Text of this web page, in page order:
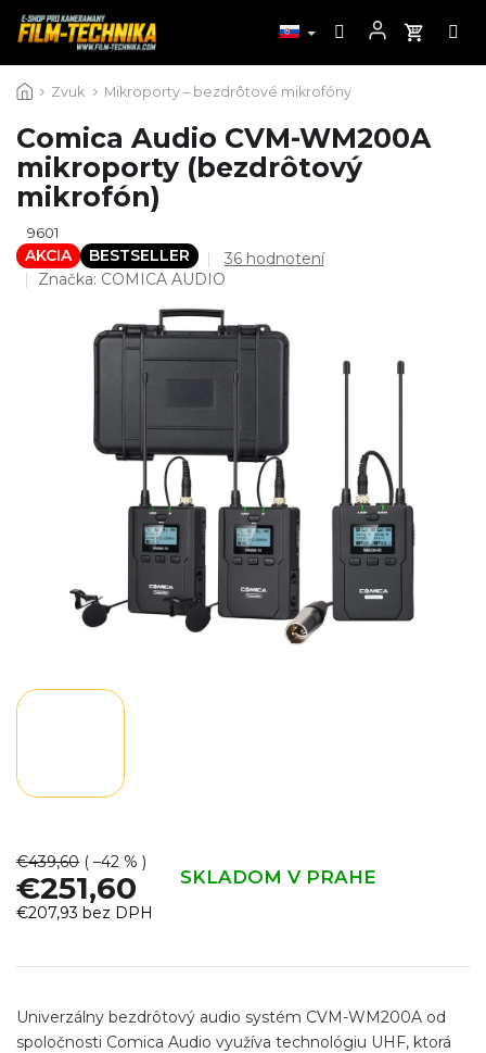
na
Zvuk Mikroporty – bezdrôtové mikrofóny
Comica Audio CVM-WM200A
mikroporty (bezdrôtový
mikrofón)
9601
AKCIA BESTSELLER
Priemerné
hodnotenie
je
4,5
z
hviezdičiek.
36 hodnotení
Značka: COMICA AUDIO
€439,60 ( –42 % )
€251,60 SKLADOM V PRAHE
€207,93 bez DPH
cena:
Univerzálny bezdrôtový audio systém CVM-WM200A od
spoločnosti Comica Audio využíva technológiu UHF, ktorá